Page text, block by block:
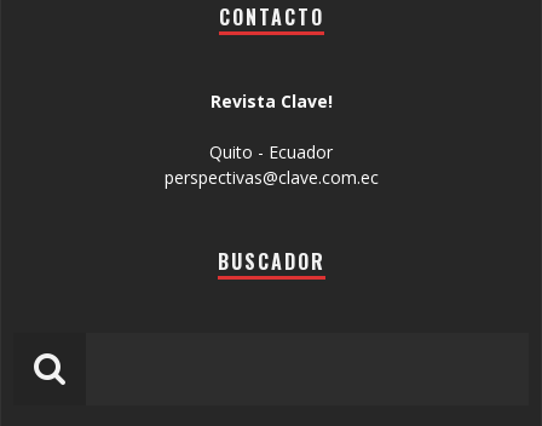
CONTACTO
Revista Clave!
Quito - Ecuador
perspectivas@clave.com.ec
BUSCADOR